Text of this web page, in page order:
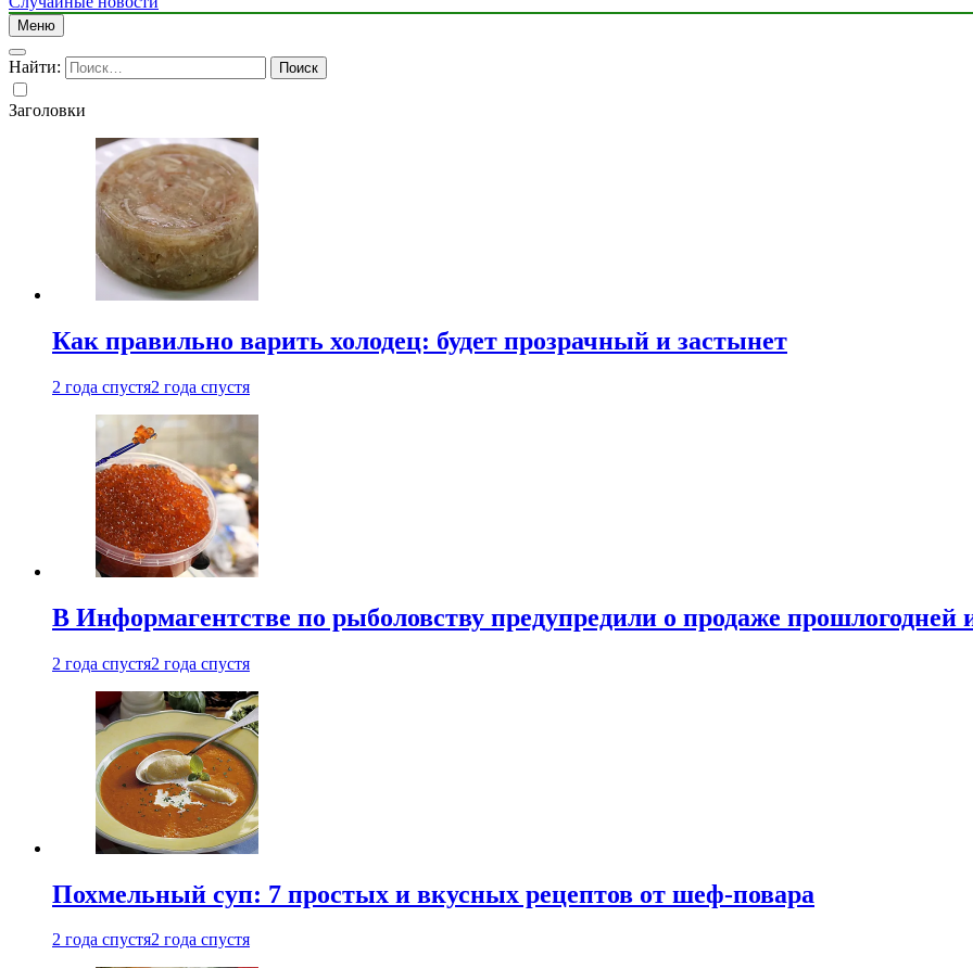
Меню
Найти:
Заголовки
Как правильно варить холодец: будет прозрачный и застынет
2 года спустя2 года спустя
В Информагентстве по рыболовству предупредили о продаже прошлогодней
2 года спустя2 года спустя
Похмельный суп: 7 простых и вкусных рецептов от шеф-повара
2 года спустя2 года спустя